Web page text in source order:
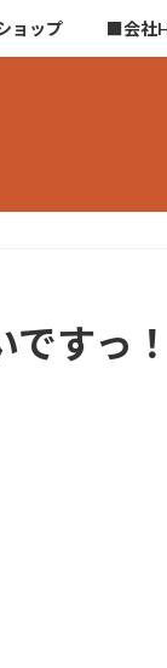
ョップ ■会社
すっ！